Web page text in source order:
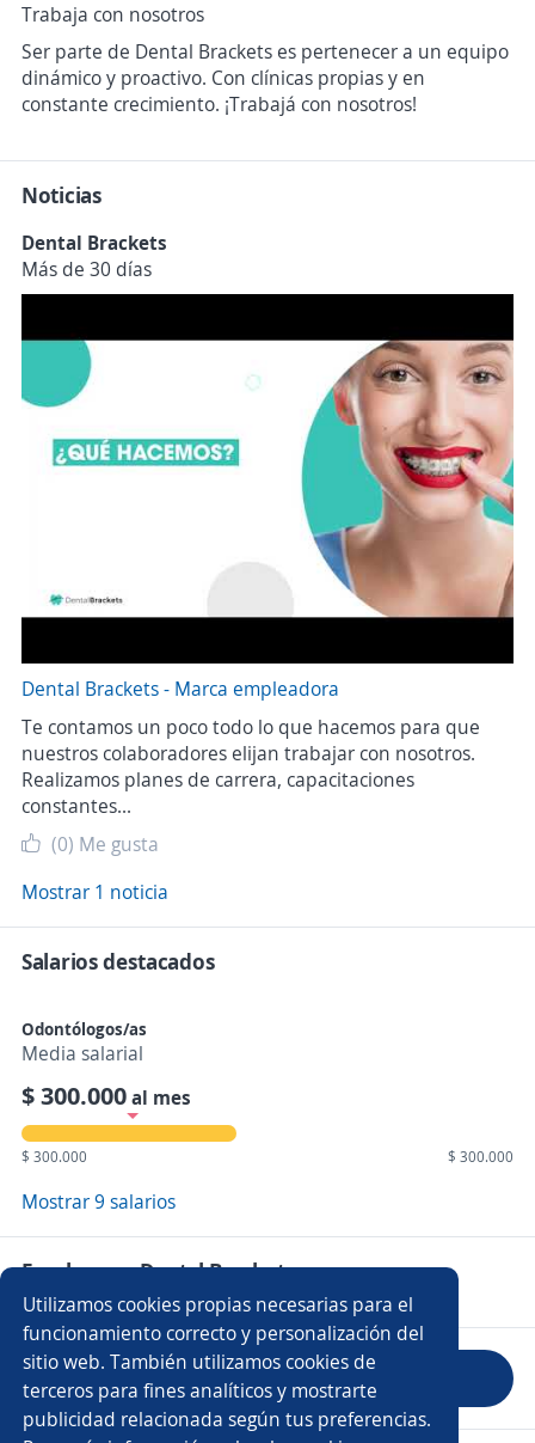
Utilizamos cookies propias necesarias para el
funcionamiento correcto y personalización del
sitio web. También utilizamos cookies de
terceros para fines analíticos y mostrarte
publicidad relacionada según tus preferencias.
Trabaja con nosotros
Ser parte de Dental Brackets es pertenecer a un equipo
dinámico y proactivo. Con clínicas propias y en
constante crecimiento. ¡Trabajá con nosotros!
Noticias
Dental Brackets
Más de 30 días
Dental Brackets - Marca empleadora
Te contamos un poco todo lo que hacemos para que
nuestros colaboradores elijan trabajar con nosotros.
Realizamos planes de carrera, capacitaciones
constantes...
(0) Me gusta
Mostrar 1 noticia
Salarios destacados
Odontólogos/as
Media salarial
$ 300.000al mes
$ 300.000 $ 300.000
Mostrar 9 salarios
Empleos en Dental Brackets
Evaluar empresa